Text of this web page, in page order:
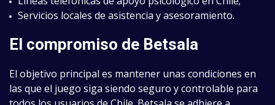
Servicios locales de asistencia y asesoramiento.
El compromiso de Betsala
El objetivo principal es mantener unas condiciones en
las que el juego siga siendo seguro y controlable para